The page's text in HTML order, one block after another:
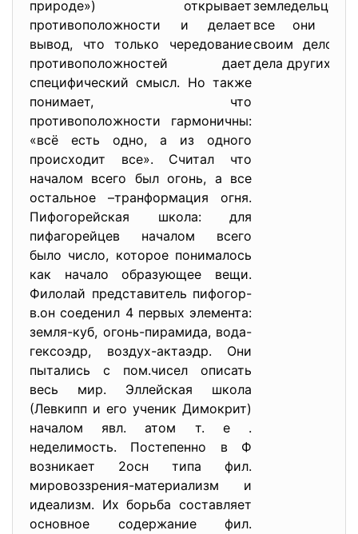
природе») открывает
противоположности и делает
вывод, что только чередование
противоположностей дает
специфический смысл. Но также
понимает, что
противоположности гармоничны:
«всё есть одно, а из одного
происходит все». Считал что
началом всего был огонь, а все
остальное –транформация огня.
Пифогорейская школа: для
пифагорейцев началом всего
было число, которое понималось
как начало образующее вещи.
Филолай представитель пифогор-
в.он соеденил 4 первых элемента:
земля-куб, огонь-пирамида, вода-
гексоэдр, воздух-актаэдр. Они
пытались с пом.чисел описать
весь мир. Эллейская школа
(Левкипп и его ученик Димокрит)
началом явл. атом т. е .
неделимость. Постепенно в Ф
возникает 2осн типа фил.
мировоззрения-материализм и
идеализм. Их борьба составляет
основное содержание фил.
земледельцев
все они
своим делом,
дела других.